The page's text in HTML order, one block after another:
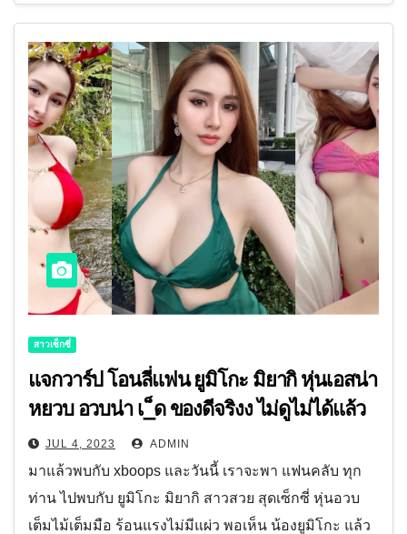
สาวเซ็กซี่
แจกวาร์ป โอนลี่แฟน ยูมิโกะ มิยากิ หุ่นเอสน่า
หยวบ อวบน่า เ_็ด ของดีจริงง ไม่ดูไม่ได้แล้ว
JUL 4, 2023 ADMIN
มาแล้วพบกับ xboops และวันนี้ เราจะพา แฟนคลับ ทุก
ท่าน ไปพบกับ ยูมิโกะ มิยากิ สาวสวย สุดเซ็กซี่ หุ่นอวบ
เต็มไม้เต็มมือ ร้อนแรงไม่มีแผ่ว พอเห็น น้องยูมิโกะ แล้ว